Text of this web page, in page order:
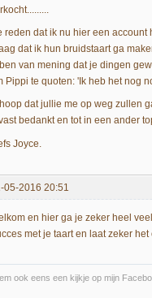
reden dat ik nu hier een
dat ik hun bruidstaart ga
ben van mening dat je dingen
Pippi te quoten: 'Ik heb het nog
hoop dat jullie me op weg zullen
bedankt en tot in een ander
Joyce.
05-2016 20:51
en hier ga je zeker heel
met je taart en laat zeker
ook eens een kijkje op mijn